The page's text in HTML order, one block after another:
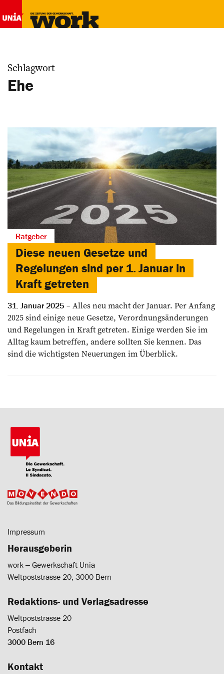
Schlagwort
Ehe
Ratgeber
Diese neuen Gesetze und
Regelungen sind per 1. Januar in
Kraft getreten
31. Januar 2025
Alles neu macht der Januar. Per Anfang
2025 sind einige neue Gesetze, Verordnungsänderungen
und Regelungen in Kraft getreten. Einige werden Sie im
Alltag kaum betreffen, andere sollten Sie kennen. Das
sind die wichtigsten Neuerungen im Überblick.
Impressum
Herausgeberin
work ‒ Gewerkschaft Unia
Weltpoststrasse 20, 3000 Bern
Redaktions- und Verlagsadresse
Weltpoststrasse 20
Postfach
3000 Bern 16
Kontakt